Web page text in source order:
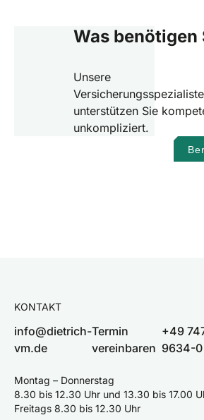
Was benötigen
Unsere
unterstützen Sie
unkompliziert.
KONTAKT
info@dietrich-
vm.de
Termin
vereinbaren
+49
9634-0
Montag – Donnerstag
8.30 bis 12.30 Uhr und 13.30 bis 17.00
Freitags 8.30 bis 12.30 Uhr